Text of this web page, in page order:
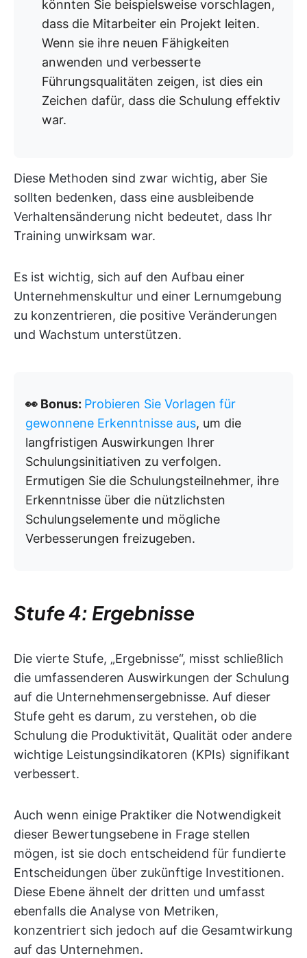
könnten Sie beispielsweise vorschlagen,
dass die Mitarbeiter ein Projekt leiten.
Wenn sie ihre neuen Fähigkeiten
anwenden und verbesserte
Führungsqualitäten zeigen, ist dies ein
Zeichen dafür, dass die Schulung effektiv
war.
Diese Methoden sind zwar wichtig, aber Sie
sollten bedenken, dass eine ausbleibende
Verhaltensänderung nicht bedeutet, dass Ihr
Training unwirksam war.
Es ist wichtig, sich auf den Aufbau einer
Unternehmenskultur und einer Lernumgebung
zu konzentrieren, die positive Veränderungen
und Wachstum unterstützen.
👀 Bonus: Probieren Sie Vorlagen für
gewonnene Erkenntnisse aus, um die
langfristigen Auswirkungen Ihrer
Schulungsinitiativen zu verfolgen.
Ermutigen Sie die Schulungsteilnehmer, ihre
Erkenntnisse über die nützlichsten
Schulungselemente und mögliche
Verbesserungen freizugeben.
Stufe 4: Ergebnisse
Die vierte Stufe, „Ergebnisse“, misst schließlich
die umfassenderen Auswirkungen der Schulung
auf die Unternehmensergebnisse. Auf dieser
Stufe geht es darum, zu verstehen, ob die
Schulung die Produktivität, Qualität oder andere
wichtige Leistungsindikatoren (KPIs) signifikant
verbessert.
Auch wenn einige Praktiker die Notwendigkeit
dieser Bewertungsebene in Frage stellen
mögen, ist sie doch entscheidend für fundierte
Entscheidungen über zukünftige Investitionen.
Diese Ebene ähnelt der dritten und umfasst
ebenfalls die Analyse von Metriken,
konzentriert sich jedoch auf die Gesamtwirkung
auf das Unternehmen.